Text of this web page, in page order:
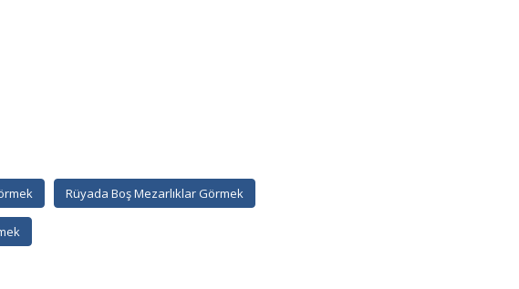
Rüyada Boş Mezarlıklar Görmek